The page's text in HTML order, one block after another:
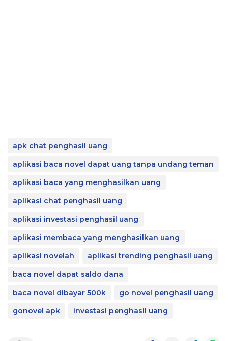
apk chat penghasil uang
aplikasi baca novel dapat uang tanpa undang teman
aplikasi baca yang menghasilkan uang
aplikasi chat penghasil uang
aplikasi investasi penghasil uang
aplikasi membaca yang menghasilkan uang
aplikasi novelah
aplikasi trending penghasil uang
baca novel dapat saldo dana
baca novel dibayar 500k
go novel penghasil uang
gonovel apk
investasi penghasil uang